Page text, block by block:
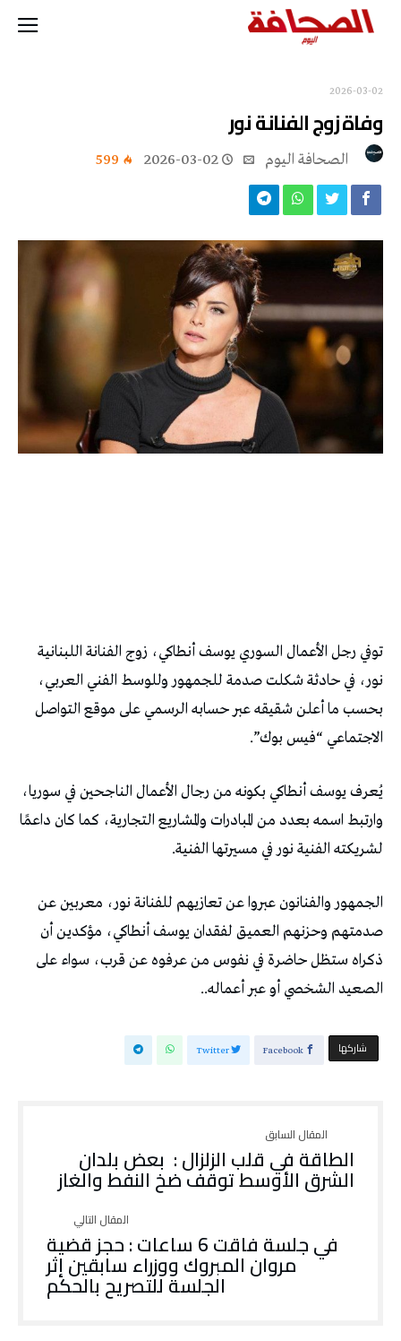
2026-03-02
وفاة زوج الفنانة نور
2026-03-02
599
توفي رجل الأعمال السوري يوسف أنطاكي، زوج الفنانة اللبنانية
نور، في حادثة شكلت صدمة للجمهور وللوسط الفني العربي،
بحسب ما أعلن شقيقه عبر حسابه الرسمي على موقع التواصل
الاجتماعي “فيس بوك”.
يُعرف يوسف أنطاكي بكونه من رجال الأعمال الناجحين في سوريا،
وارتبط اسمه بعدد من المبادرات والمشاريع التجارية، كما كان داعمًا
لشريكته الفنية نور في مسيرتها الفنية.
الجمهور والفنانون عبروا عن تعازيهم للفنانة نور، معربين عن
صدمتهم وحزنهم العميق لفقدان يوسف أنطاكي، مؤكدين أن
ذكراه ستظل حاضرة في نفوس من عرفوه عن قرب، سواء على
الصعيد الشخصي أو عبر أعماله..
‫‫ شاركها‬ Facebook
Twitter
الطاقة في قلب الزلزال : بعض بلدان
الشرق الأوسط توقف ضخ النفط والغاز
في جلسة فاقت 6 ساعات : حجز قضية
مروان المبروك ووزراء سابقين إثر
الجلسة للتصريح بالحكم